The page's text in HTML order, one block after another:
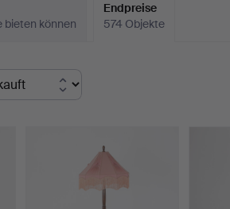
bieten können
Endpreise
574 Objekte